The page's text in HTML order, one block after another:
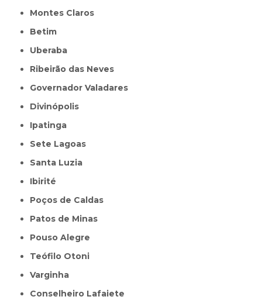
Montes Claros
Betim
Uberaba
Ribeirão das Neves
Governador Valadares
Divinópolis
Ipatinga
Sete Lagoas
Santa Luzia
Ibirité
Poços de Caldas
Patos de Minas
Pouso Alegre
Teófilo Otoni
Varginha
Conselheiro Lafaiete